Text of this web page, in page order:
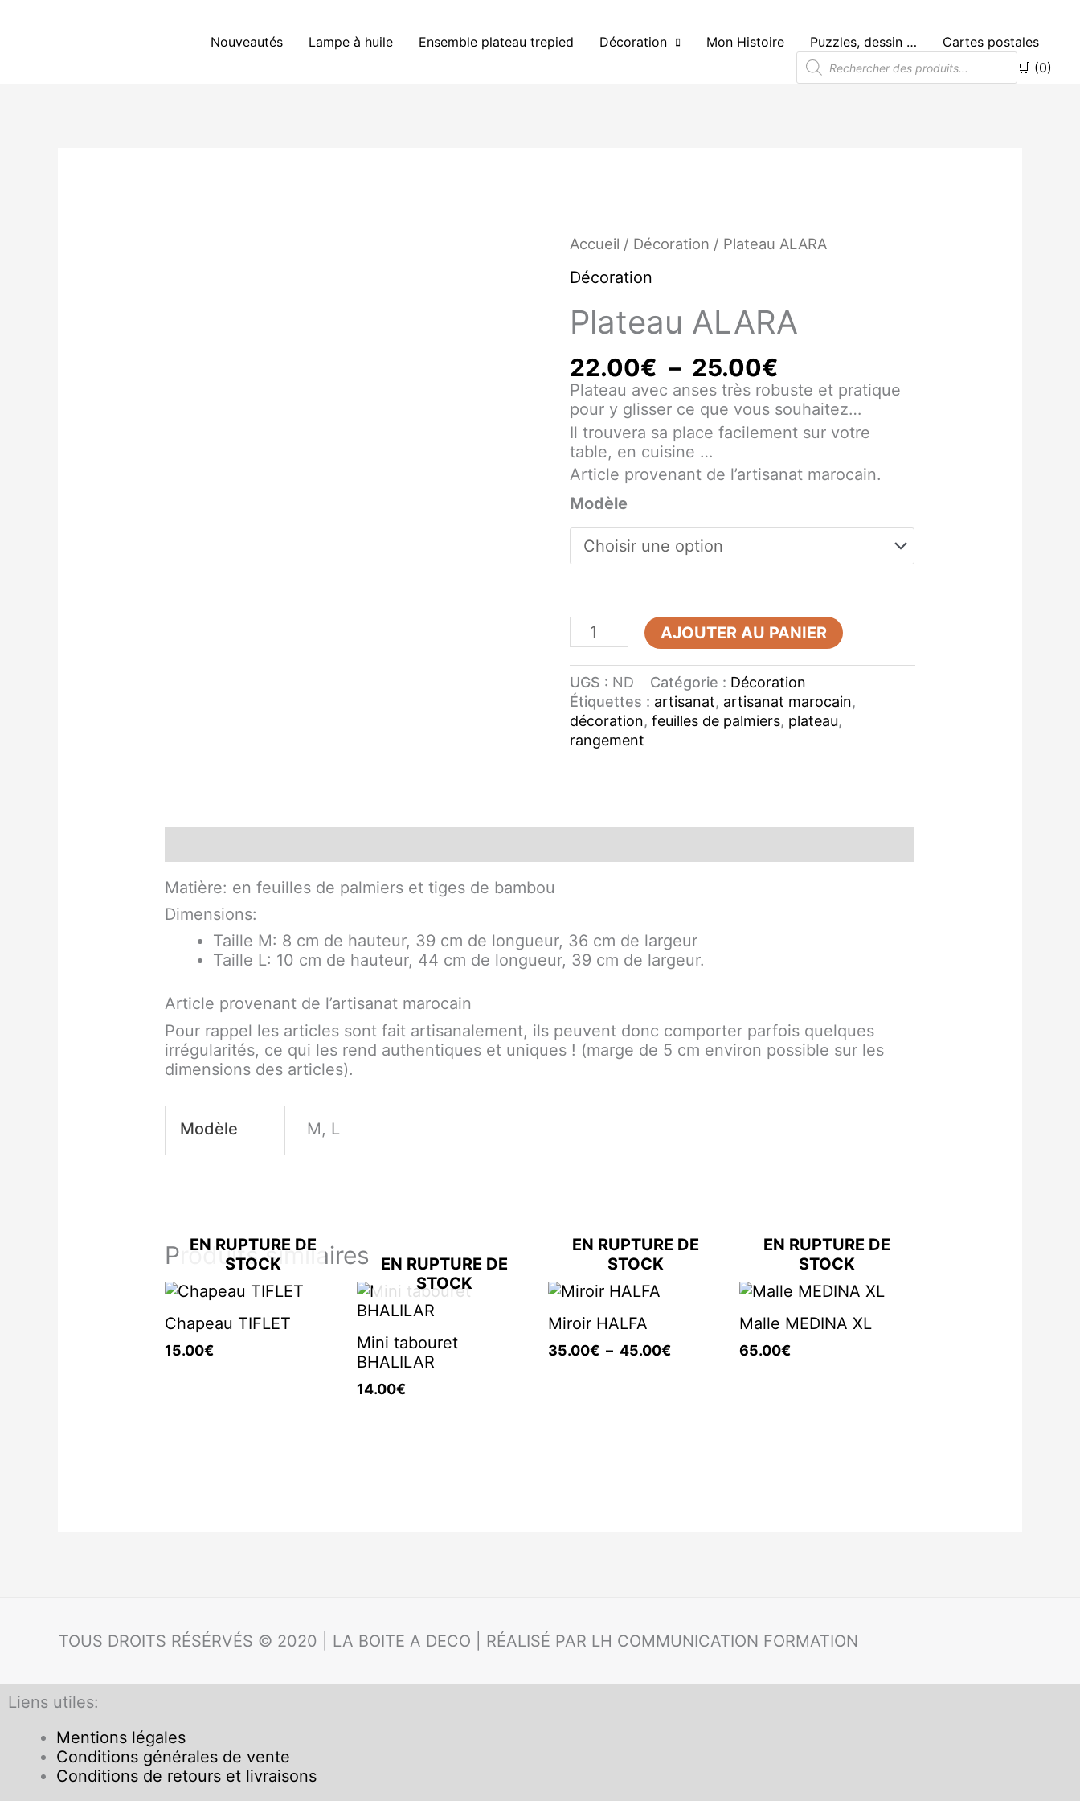
Nouveautés Lampe à huile Ensemble plateau trepied Décoration Mon Histoire Puzzles, dessin …
Cartes postales
Recherche
de
🛒 (0)
Accueil / Décoration / Plateau ALARA
Décoration
Plateau ALARA
22.00€ – 25.00€
Plage
à
25.00€
Plateau avec anses très robuste et pratique
pour y glisser ce que vous souhaitez…
Il trouvera sa place facilement sur votre
table, en cuisine …
Article provenant de l’artisanat marocain.
Modèle
quantité
Plateau
AJOUTER AU PANIER
UGS : ND Catégorie : Décoration
Étiquettes : artisanat, artisanat marocain,
décoration,feuilles de palmiers, plateau,
rangement
Matière: en feuilles de palmiers et tiges de bambou
Dimensions:
Taille M: 8 cm de hauteur, 39 cm de longueur, 36 cm de largeur
Taille L: 10 cm de hauteur, 44 cm de longueur, 39 cm de largeur.
Article provenant de l’artisanat marocain
Pour rappel les articles sont fait artisanalement, ils peuvent donc comporter parfois quelques
irrégularités, ce qui les rend authentiques et uniques ! (marge de 5 cm environ possible sur les
dimensions des articles).
Modèle M, L
Produits similaires
EN RUPTURE DE
STOCK
Chapeau TIFLET
15.00€
EN RUPTURE DE
STOCK
Mini tabouret
BHALILAR
14.00€
EN RUPTURE DE
STOCK
Miroir HALFA
35.00€ – 45.00€35.00€
EN RUPTURE DE
STOCK
Malle MEDINA XL
65.00€
TOUS DROITS RÉSÉRVÉS © 2020 | LA BOITE A DECO | RÉALISÉ PAR LH COMMUNICATION FORMATION
Liens utiles:
Mentions légales
Conditions générales de vente
Conditions de retours et livraisons